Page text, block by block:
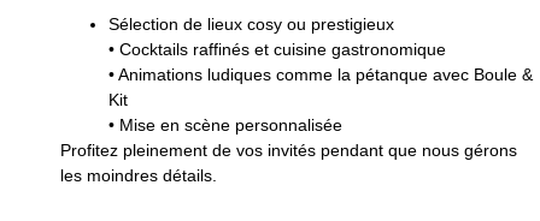
Sélection de lieux cosy ou prestigieux
• Cocktails raffinés et cuisine gastronomique
• Animations ludiques comme la pétanque avec Boule &
Kit
• Mise en scène personnalisée
Profitez pleinement de vos invités pendant que nous gérons
les moindres détails.